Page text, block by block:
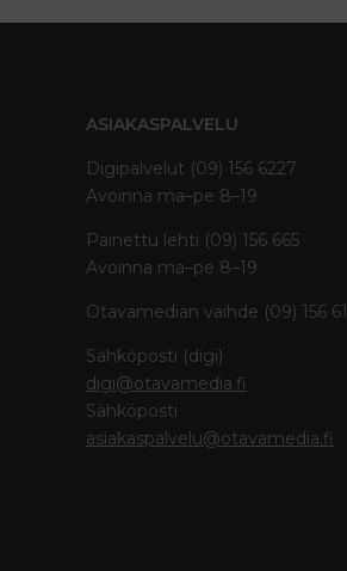
ASIAKASPALVELU
Digipalvelut (09) 156 6227
Avoinna ma–pe 8–19
Painettu lehti (09) 156 665
Avoinna ma–pe 8–19
Otavamedian vaihde (09) 156 61
Sähköposti (digi)
digi@otavamedia.fi
Sähköposti
asiakaspalvelu@otavamedia.fi